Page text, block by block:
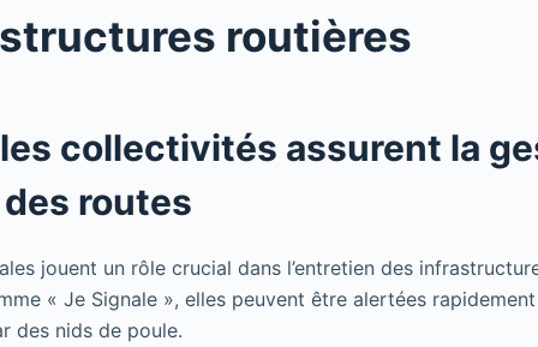
routières
collectivités assurent la
routes
jouent un rôle crucial dans l’entretien des
« Je Signale », elles peuvent être alertées
des nids de poule.